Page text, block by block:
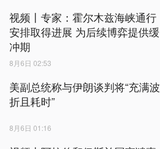
视频丨专家：霍尔木兹海峡通行
安排取得进展 为后续博弈提供缓
冲期
8月6日 02:53
美副总统称与伊朗谈判将“充满波
折且耗时”
8月6日 01:16